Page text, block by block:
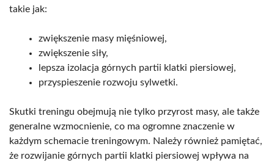
takie jak:
zwiększenie masy mięśniowej,
zwiększenie siły,
lepsza izolacja górnych partii klatki piersiowej,
przyspieszenie rozwoju sylwetki.
Skutki treningu obejmują nie tylko przyrost masy, ale także
generalne wzmocnienie, co ma ogromne znaczenie w
każdym schemacie treningowym. Należy również pamiętać,
że rozwijanie górnych partii klatki piersiowej wpływa na